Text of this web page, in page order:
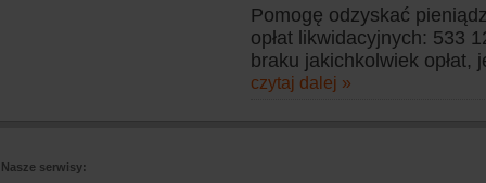
Pomogę odzyskać
opłat likwidacyjnych: 533
braku jakichkolwiek
czytaj dalej »
Nasze serwisy: